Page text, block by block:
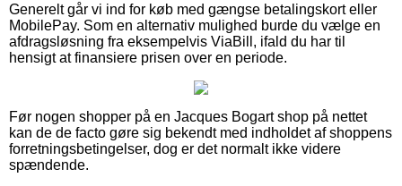
Generelt går vi ind for køb med gængse betalingskort eller
MobilePay. Som en alternativ mulighed burde du vælge en
afdragsløsning fra eksempelvis ViaBill, ifald du har til
hensigt at finansiere prisen over en periode.
Før nogen shopper på en Jacques Bogart shop på nettet
kan de de facto gøre sig bekendt med indholdet af shoppens
forretningsbetingelser, dog er det normalt ikke videre
spændende.